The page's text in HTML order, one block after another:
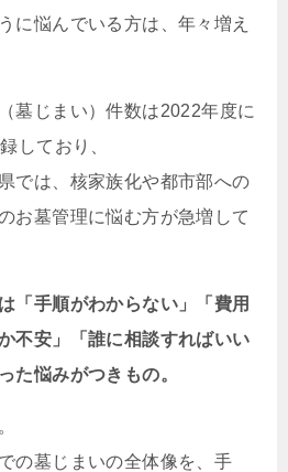
に悩んでいる方は、年々増え
墓じまい）件数は2022年度に
しており、
では、核家族化や都市部への
お墓管理に悩む方が急増して
「手順がわからない」「費用
不安」「誰に相談すればいい
た悩みがつきもの。
の墓じまいの全体像を、手